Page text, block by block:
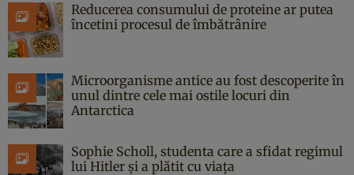
Reducerea consumului de proteine ar putea
încetini procesul de îmbătrânire
Microorganisme antice au fost descoperite în
unul dintre cele mai ostile locuri din
Antarctica
Sophie Scholl, studenta care a sfidat regimul
lui Hitler și a plătit cu viața